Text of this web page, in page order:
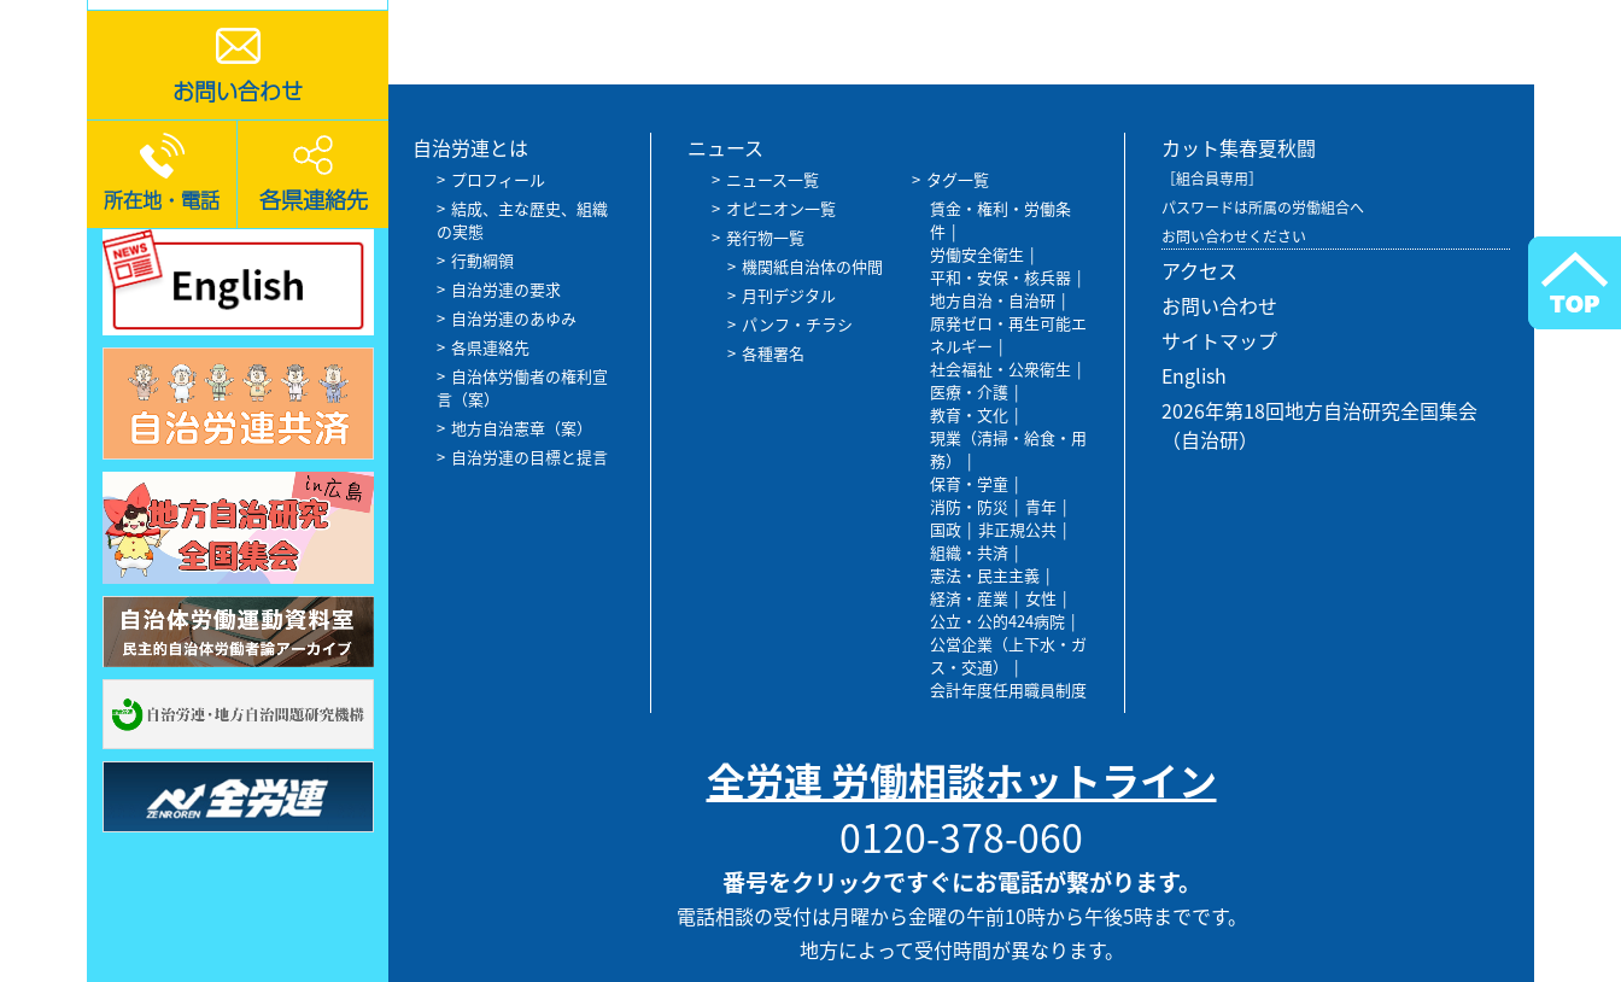
お問い合わせ
所在地・電話 各県連絡先
自治労連とは
プロフィール
結成、主な歴史、組織
の実態
行動綱領
自治労連の要求
自治労連のあゆみ
各県連絡先
自治体労働者の権利宣
言（案）
地方自治憲章（案）
自治労連の目標と提言
ニュース
ニュース一覧
オピニオン一覧
発行物一覧
機関紙自治体の仲間
月刊デジタル
パンフ・チラシ
各種署名
タグ一覧
賃金・権利・労働条
件
労働安全衛生
平和・安保・核兵器
地方自治・自治研
原発ゼロ・再生可能エ
ネルギー
社会福祉・公衆衛生
医療・介護
教育・文化
現業（清掃・給食・用
務）
保育・学童
消防・防災
青年
国政
非正規公共
組織・共済
憲法・民主主義
経済・産業
女性
公立・公的424病院
公営企業（上下水・ガ
ス・交通）
会計年度任用職員制度
カット集春夏秋闘
［組合員専用］
パスワードは所属の労働組合へ
お問い合わせください
アクセス
お問い合わせ
サイトマップ
English
2026年第18回地方自治研究全国集会
（自治研）
全労連 労働相談ホットライン
0120-378-060
番号をクリックですぐにお電話が繋がります。
電話相談の受付は月曜から金曜の午前10時から午後5時までです。
地方によって受付時間が異なります。